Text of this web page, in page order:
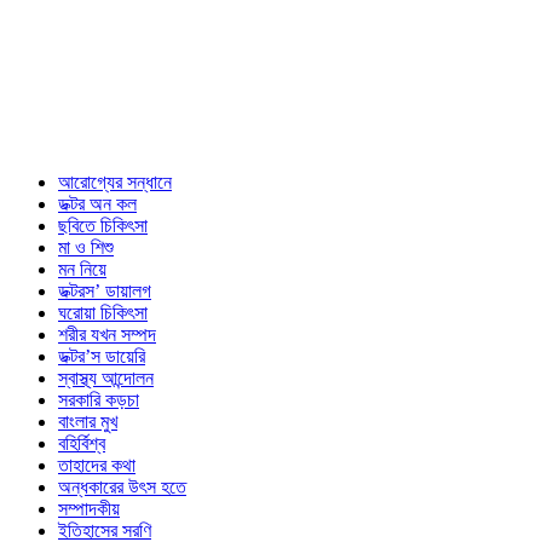
আরোগ্যের সন্ধানে
ডক্টর অন কল
ছবিতে চিকিৎসা
মা ও শিশু
মন নিয়ে
ডক্টরস’ ডায়ালগ
ঘরোয়া চিকিৎসা
শরীর যখন সম্পদ
ডক্টর’স ডায়েরি
স্বাস্থ্য আন্দোলন
সরকারি কড়চা
বাংলার মুখ
বহির্বিশ্ব
তাহাদের কথা
অন্ধকারের উৎস হতে
সম্পাদকীয়
ইতিহাসের সরণি